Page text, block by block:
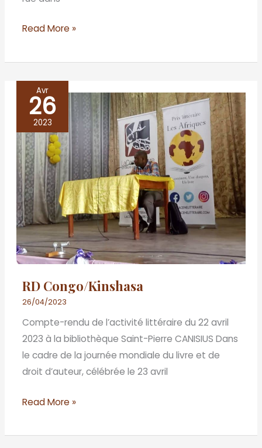
Read More »
Avr
26
2023
RD Congo/Kinshasa
26/04/2023
Compte-rendu de l’activité littéraire du 22 avril
2023 à la bibliothèque Saint-Pierre CANISIUS Dans
le cadre de la journée mondiale du livre et de
droit d’auteur, célébrée le 23 avril
RD
Congo/Kinshasa
Read More »